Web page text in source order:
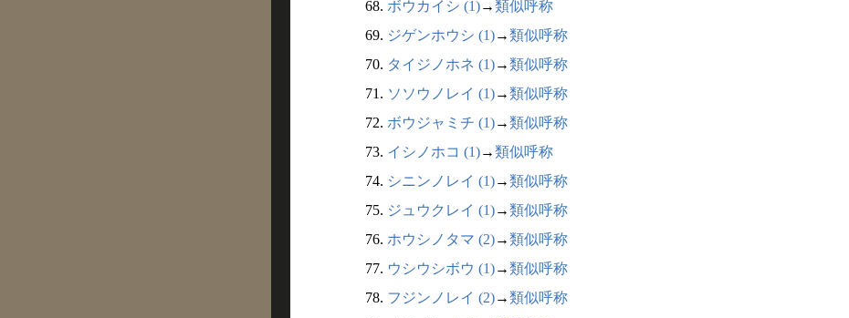
68. ボウカイシ (1)→類似呼称
69. ジゲンホウシ (1)→類似呼称
70. タイジノホネ (1)→類似呼称
71. ソソウノレイ (1)→類似呼称
72. ボウジャミチ (1)→類似呼称
73. イシノホコ (1)→類似呼称
74. シニンノレイ (1)→類似呼称
75. ジュウクレイ (1)→類似呼称
76. ホウシノタマ (2)→類似呼称
77. ウシウシボウ (1)→類似呼称
78. フジンノレイ (2)→類似呼称